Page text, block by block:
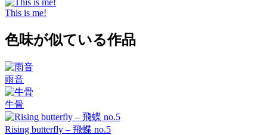
This is me!
色味が似ている作品
雨音
牛骨
Rising butterfly – 飛蝶 no.5